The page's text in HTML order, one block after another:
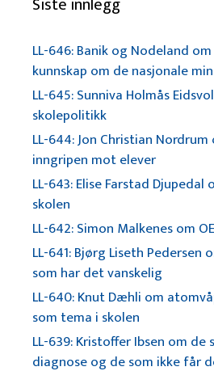
LL-646: Banik og Nodeland
kunnskap om de nasjonale
LL-645: Sunniva Holmås
skolepolitikk
LL-644: Jon Christian
inngripen mot elever
LL-643: Elise Farstad
skolen
LL-642: Simon Malkenes om
LL-641: Bjørg Liseth Pedersen
som har det vanskelig
LL-640: Knut Dæhli om
som tema i skolen
LL-639: Kristoffer Ibsen om de
diagnose og de som ikke får